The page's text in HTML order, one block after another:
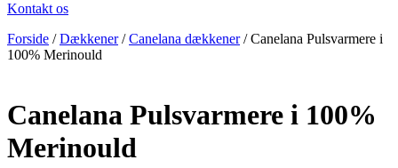
Kontakt os
Forside /Dækkener/Canelana dækkener/ Canelana Pulsvarmere i
100% Merinould
Canelana Pulsvarmere i 100%
Merinould